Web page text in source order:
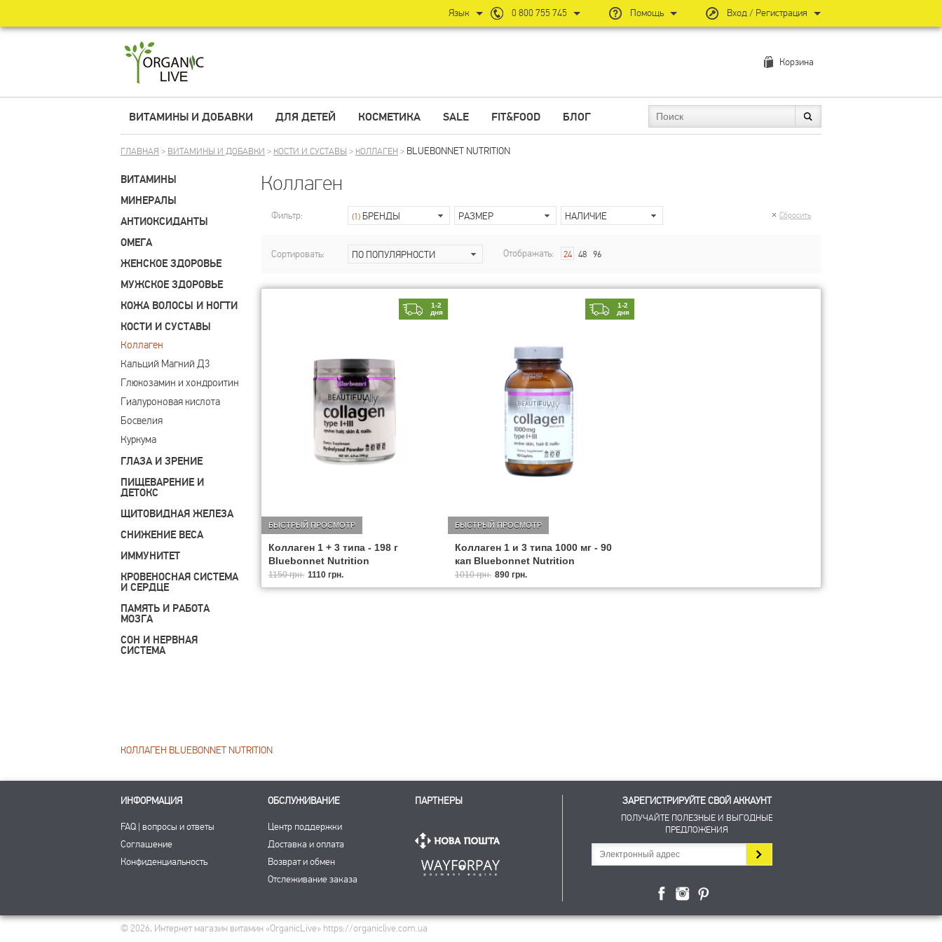
Корзина
ВИТАМИНЫ И ДОБАВКИ ДЛЯ ДЕТЕЙ КОСМЕТИКА SALE FIT&FOOD БЛОГ
ГЛАВНАЯ > ВИТАМИНЫ И ДОБАВКИ > КОСТИ И СУСТАВЫ > КОЛЛАГЕН > BLUEBONNET NUTRITION
ВИТАМИНЫ
МИНЕРАЛЫ
АНТИОКСИДАНТЫ
ОМЕГА
ЖЕНСКОЕ ЗДОРОВЬЕ
МУЖСКОЕ ЗДОРОВЬЕ
КОЖА ВОЛОСЫ И НОГТИ
КОСТИ И СУСТАВЫ
Коллаген
Кальций Магний Д3
Глюкозамин и хондроитин
Гиалуроновая кислота
Босвелия
Куркума
ГЛАЗА И ЗРЕНИЕ
ПИЩЕВАРЕНИЕ И
ДЕТОКС
ЩИТОВИДНАЯ ЖЕЛЕЗА
СНИЖЕНИЕ ВЕСА
ИММУНИТЕТ
КРОВЕНОСНАЯ СИСТЕМА
И СЕРДЦЕ
ПАМЯТЬ И РАБОТА
МОЗГА
СОН И НЕРВНАЯ
СИСТЕМА
Коллаген
Фильтр: (1) БРЕНДЫ РАЗМЕР НАЛИЧИЕ Сбросить
Сортировать: ПО ПОПУЛЯРНОСТИ Отображать: 24 48 96
1-2
дня
Коллаген 1 + 3 типа - 198 г
Bluebonnet Nutrition
БЫСТРЫЙ ПРОСМОТР
1150 грн. 1110 грн.
1-2
дня
Коллаген 1 и 3 типа 1000 мг - 90
кап Bluebonnet Nutrition
БЫСТРЫЙ ПРОСМОТР
1010 грн. 890 грн.
© 2026, Интернет магазин витамин «OrganicLive» https://organiclive.com.ua
Вход / Регистрация
Помощь
0 800 755 745
Язык
КОЛЛАГЕН BLUEBONNET NUTRITION
ИНФОРМАЦИЯ
FAQ | вопросы и ответы
Соглашение
Конфиденциальность
ОБСЛУЖИВАНИЕ
Центр поддержки
Доставка и оплата
Возврат и обмен
Отслеживание заказа
ПАРТНЕРЫ ЗАРЕГИСТРИРУЙТЕ СВОЙ АККАУНТ
ПОЛУЧАЙТЕ ПОЛЕЗНЫЕ И ВЫГОДНЫЕ
ПРЕДЛОЖЕНИЯ